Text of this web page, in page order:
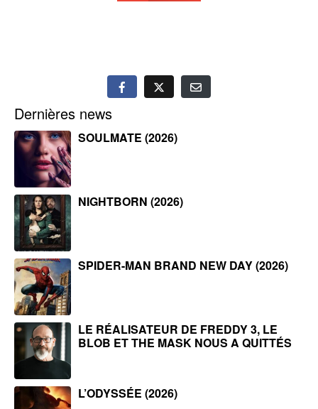
Dernières news
SOULMATE (2026)
NIGHTBORN (2026)
SPIDER-MAN BRAND NEW DAY (2026)
LE RÉALISATEUR DE FREDDY 3, LE
BLOB ET THE MASK NOUS A QUITTÉS
L’ODYSSÉE (2026)